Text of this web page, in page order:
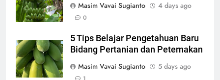
Masim Vavai Sugianto
4 days ago
0
5 Tips Belajar Pengetahuan Baru
Bidang Pertanian dan Peternakan
Masim Vavai Sugianto
5 days ago